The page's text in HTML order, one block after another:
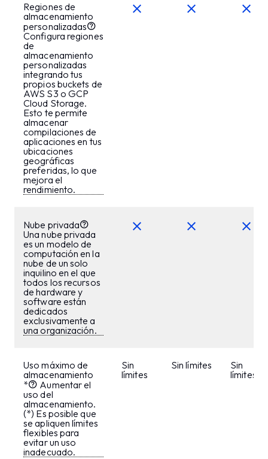
Regiones de
almacenamiento
personalizadas
Configura regiones
de
almacenamiento
personalizadas
integrando tus
propios buckets de
AWS S3 o GCP
Cloud Storage.
Esto te permite
almacenar
compilaciones de
aplicaciones en tus
ubicaciones
geográficas
preferidas, lo que
mejora el
rendimiento.
Nube privada
Una nube privada
es un modelo de
computación en la
nube de un solo
inquilino en el que
todos los recursos
de hardware y
software están
dedicados
exclusivamente a
una organización.
Uso máximo de
almacenamiento
*
Aumentar el
uso del
almacenamiento.
(*) Es posible que
se apliquen límites
flexibles para
evitar un uso
inadecuado.
Sin
límites
Sin límites
Sin
límites